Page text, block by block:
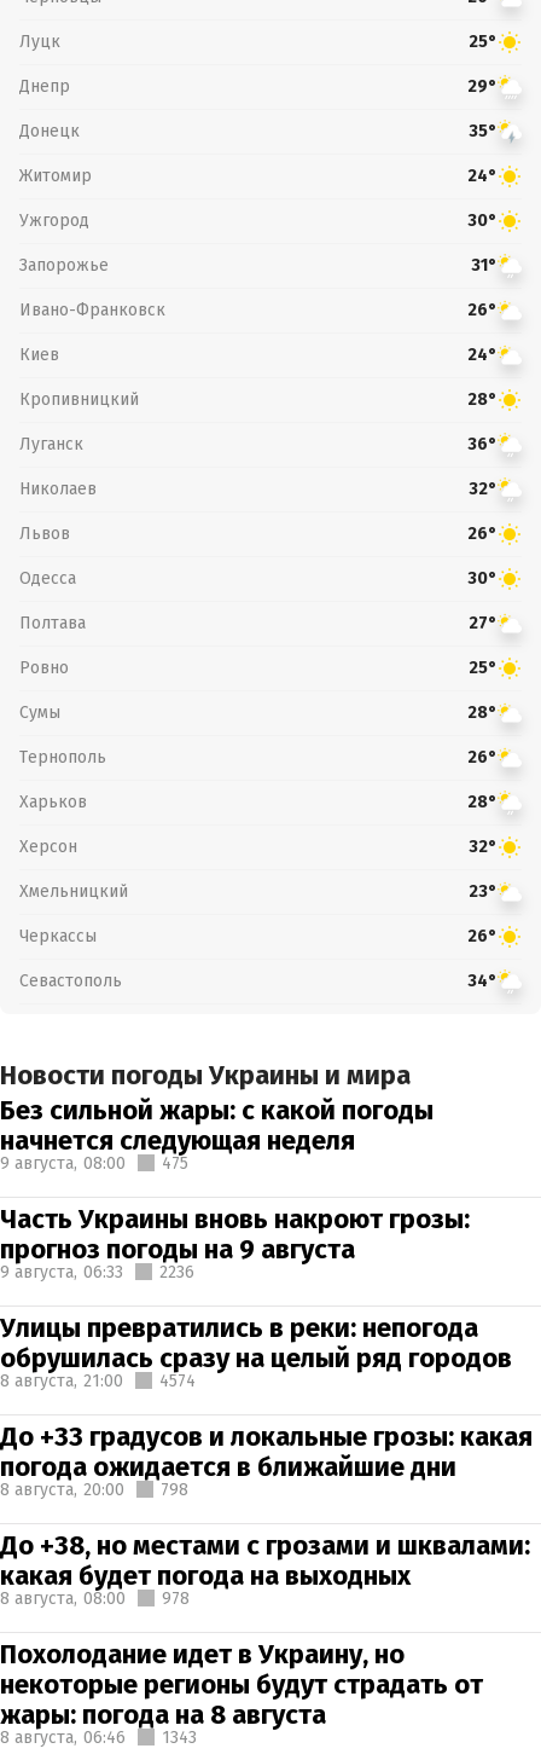
Луцк 25°
Днепр 29°
Донецк 35°
Житомир 24°
Ужгород 30°
Запорожье 31°
Ивано-Франковск 26°
Киев 24°
Кропивницкий 28°
Луганск 36°
Николаев 32°
Львов 26°
Одесса 30°
Полтава 27°
Ровно 25°
Сумы 28°
Тернополь 26°
Харьков 28°
Херсон 32°
Хмельницкий 23°
Черкассы 26°
Севастополь 34°
Новости погоды Украины и мира
Без сильной жары: с какой погоды
начнется следующая неделя
9 августа, 08:00 475
Часть Украины вновь накроют грозы:
прогноз погоды на 9 августа
9 августа, 06:33 2236
Улицы превратились в реки: непогода
обрушилась сразу на целый ряд городов
8 августа, 21:00 4574
До +33 градусов и локальные грозы: какая
погода ожидается в ближайшие дни
8 августа, 20:00 798
До +38, но местами с грозами и шквалами:
какая будет погода на выходных
8 августа, 08:00 978
Похолодание идет в Украину, но
некоторые регионы будут страдать от
жары: погода на 8 августа
8 августа, 06:46 1343